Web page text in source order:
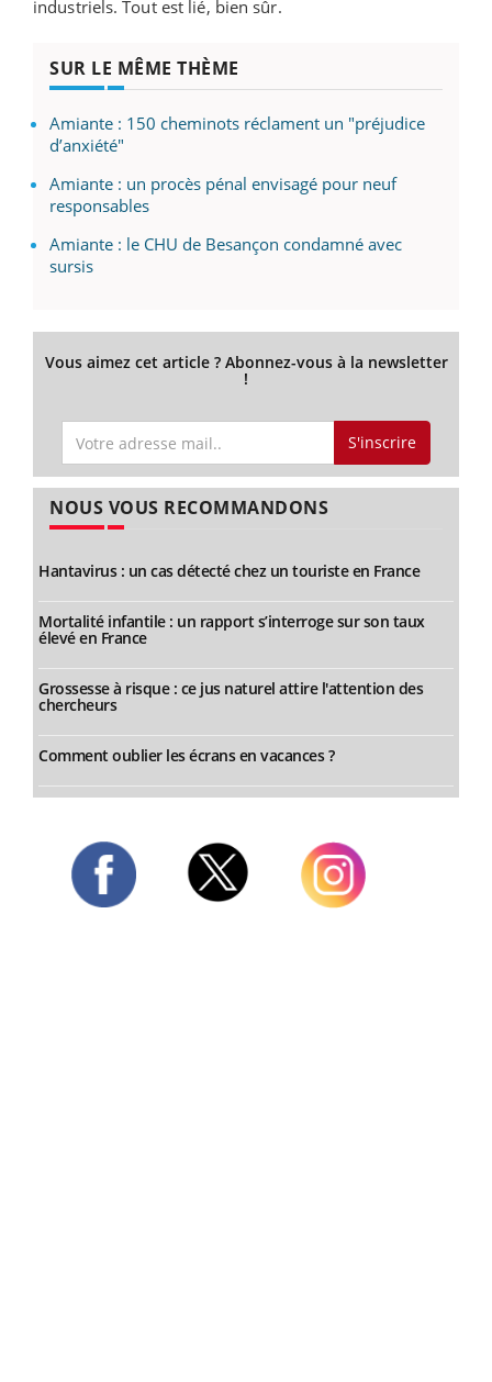
industriels. Tout est lié, bien sûr.
SUR LE MÊME THÈME
Amiante : 150 cheminots réclament un "préjudice
d’anxiété"
Amiante : un procès pénal envisagé pour neuf
responsables
Amiante : le CHU de Besançon condamné avec
sursis
Vous aimez cet article ? Abonnez-vous à la newsletter
!
S'inscrire
NOUS VOUS RECOMMANDONS
Hantavirus : un cas détecté chez un touriste en France
Mortalité infantile : un rapport s’interroge sur son taux
élevé en France
Grossesse à risque : ce jus naturel attire l'attention des
chercheurs
Comment oublier les écrans en vacances ?